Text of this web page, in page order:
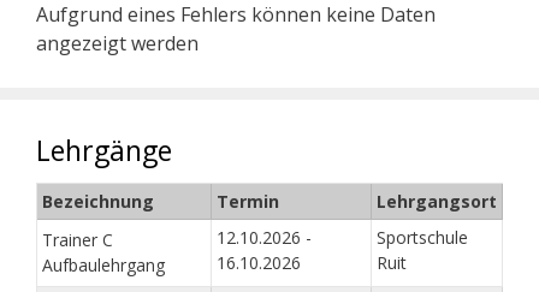
Aufgrund eines Fehlers können keine Daten
angezeigt werden
Lehrgänge
Bezeichnung Termin
Lehrgangsort
Trainer C
Aufbaulehrgang
12.10.2026 -
16.10.2026
Sportschule
Ruit